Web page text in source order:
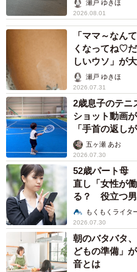
瀬戸 ゆきほ
2026.08.01
「ママ～なん
くなってね♡
しいウソ」が
ます」瀬戸 ゆきほ
2026.07.31
2歳息子のテ
ショット動画
「手首の返し
五ヶ瀬 あお
2026.07.30
52歳パート母
直し「女性が
る？ 役立つ男
士が解説】
もくもくライタ
2026.07.30
朝のバタバタ
どもの準備」
音とは